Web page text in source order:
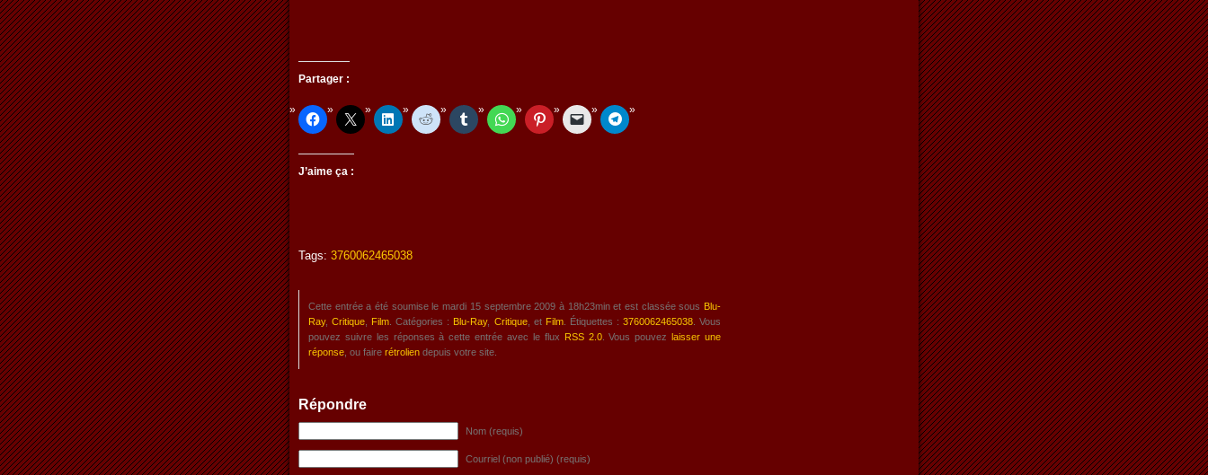
Partager :
J’aime ça :
Tags: 3760062465038
Cette entrée a été soumise le mardi 15 septembre 2009 à 18h23min et est classée sous Blu-
Ray,Critique Film . Catégories : Blu-Ray, Critique, et Film. Étiquettes : 3760062465038. Vous
pouvez suivre les réponses à cette entrée avec le flux RSS 2.0. Vous pouvezlaisser une
réponse , ou faire rétrolien depuis votre site.
Répondre
Nom (requis)
Courriel (non publié) (requis)